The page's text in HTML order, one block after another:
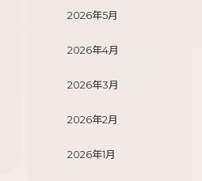
2026年5月
2026年4月
2026年3月
2026年2月
2026年1月